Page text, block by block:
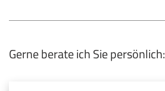
Gerne berate ich Sie persönlich: